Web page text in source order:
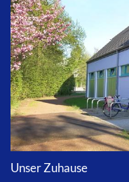
Unser Zuhause